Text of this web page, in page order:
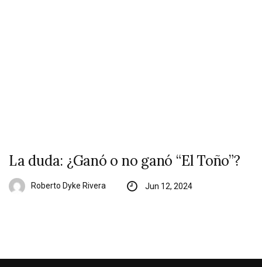
La duda: ¿Ganó o no ganó “El Toño”?
Roberto Dyke Rivera Jun 12, 2024